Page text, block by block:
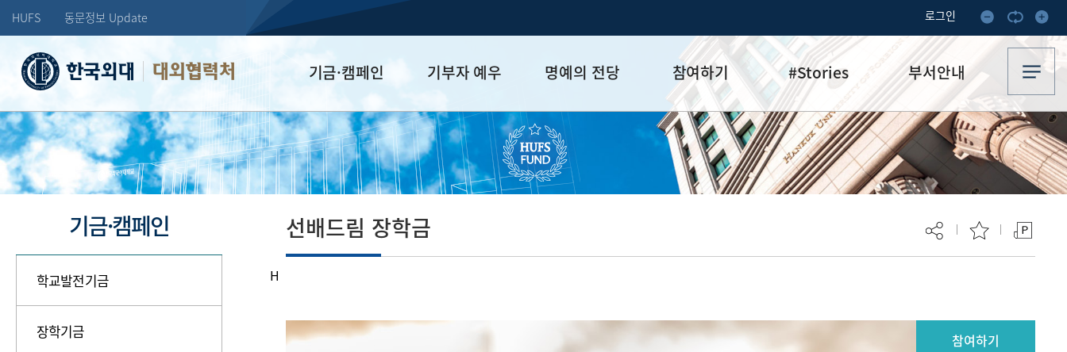
HUFS 동문정보 Update 로그인
대외협력처 기금·캠페인
학교발전기금
장학기금
선배드림 장학금
기부자 예우
예우 프로그램
세제 혜택
명예의 전당
HUFS Honor
Diamond Club
Platinum Club
참여하기
참여방법
기부하기
잠재기부자 추천
#Stories
기부·수혜스토리
기금소식
이달의 기부자
부서안내
업무안내
오시는 길
기금·캠페인
학교발전기금
장학기금
H
선배드림 장학금
참여하기
학창시절 선배님의 그 당시 어려움을 극복하고 오늘을 있게 한